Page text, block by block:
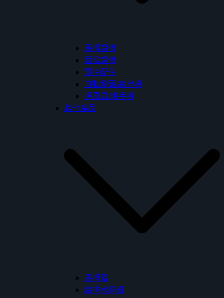
馬桶設備
面盆設備
電沖配件
自動龍頭/給皂機
通風扇/烘手機
其他產品
馬桶蓋
給排水銅器